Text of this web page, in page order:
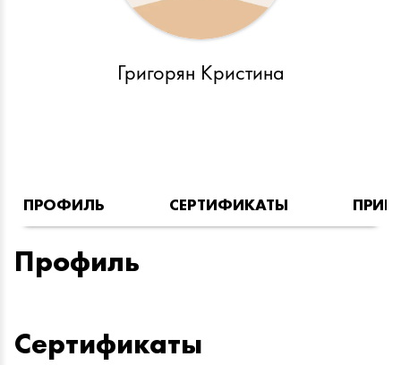
Григорян Кристина
ПРОФИЛЬ СЕРТИФИКАТЫ
Профиль
Сертификаты